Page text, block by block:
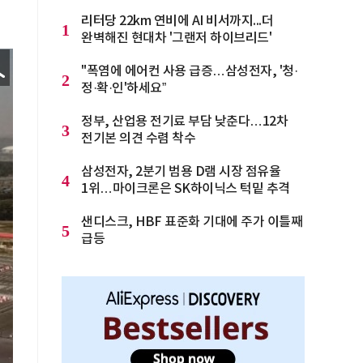
1
리터당 22km 연비에 AI 비서까지...더
완벽해진 현대차 '그랜저 하이브리드'
2
"폭염에 에어컨 사용 급증…삼성전자, '청·
정·확·인'하세요”
3
정부, 산업용 전기료 부담 낮춘다…12차
전기본 의견 수렴 착수
4
삼성전자, 2분기 범용 D램 시장 점유율
1위…마이크론은 SK하이닉스 턱밑 추격
5
샌디스크, HBF 표준화 기대에 주가 이틀째
급등